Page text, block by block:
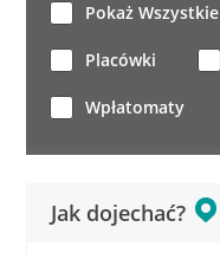
Jak dojechać?
Pokaż Wszystkie
Placówki
Wpłatomaty